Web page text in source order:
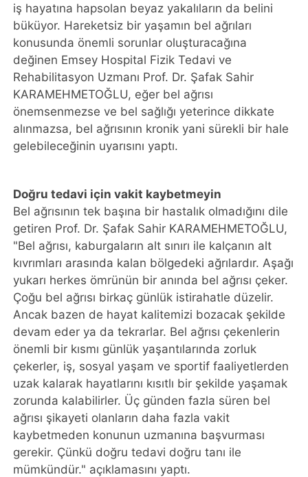
iş hayatına hapsolan beyaz yakalıların da belini
büküyor. Hareketsiz bir yaşamın bel ağrıları
konusunda önemli sorunlar oluşturacağına
değinen Emsey Hospital Fizik Tedavi ve
Rehabilitasyon Uzmanı Prof. Dr. Şafak Sahir
KARAMEHMETOĞLU, eğer bel ağrısı
önemsenmezse ve bel sağlığı yeterince dikkate
alınmazsa, bel ağrısının kronik yani sürekli bir hale
gelebileceğinin uyarısını yaptı.
Doğru tedavi için vakit kaybetmeyin
Bel ağrısının tek başına bir hastalık olmadığını dile
getiren Prof. Dr. Şafak Sahir KARAMEHMETOĞLU,
"Bel ağrısı, kaburgaların alt sınırı ile kalçanın alt
kıvrımları arasında kalan bölgedeki ağrılardır. Aşağı
yukarı herkes ömrünün bir anında bel ağrısı çeker.
Çoğu bel ağrısı birkaç günlük istirahatle düzelir.
Ancak bazen de hayat kalitemizi bozacak şekilde
devam eder ya da tekrarlar. Bel ağrısı çekenlerin
önemli bir kısmı günlük yaşantılarında zorluk
çekerler, iş, sosyal yaşam ve sportif faaliyetlerden
uzak kalarak hayatlarını kısıtlı bir şekilde yaşamak
zorunda kalabilirler. Üç günden fazla süren bel
ağrısı şikayeti olanların daha fazla vakit
kaybetmeden konunun uzmanına başvurması
gerekir. Çünkü doğru tedavi doğru tanı ile
mümkündür." açıklamasını yaptı.